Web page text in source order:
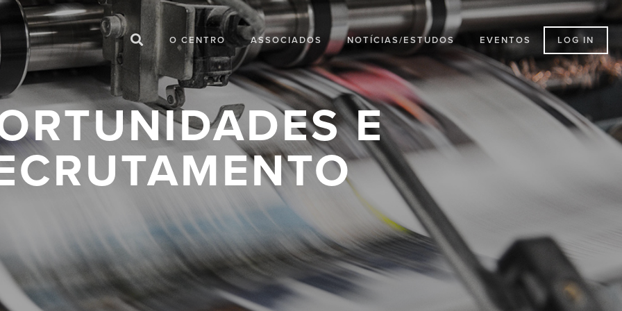
O CENTRO ASSOCIADOS NOTÍCIAS/ESTUDOS EVENTOS LOG IN
E